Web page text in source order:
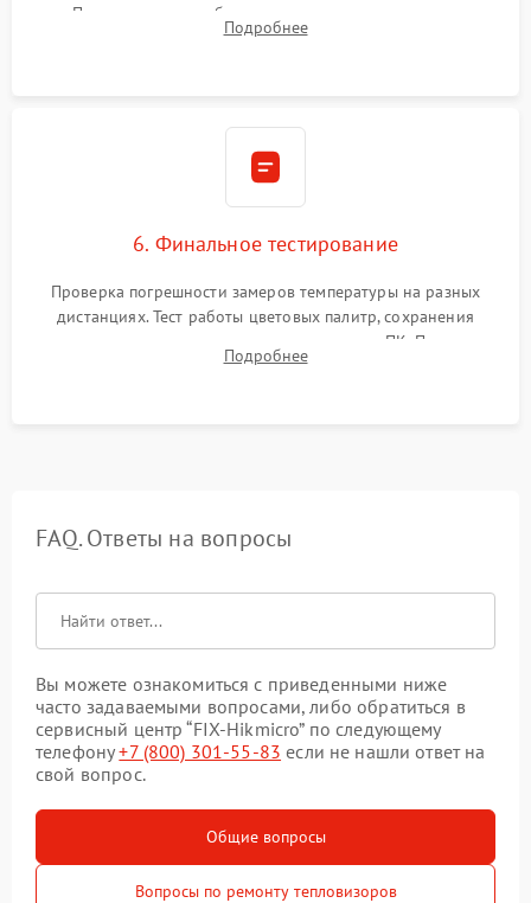
Программная калибровка матрицы по эталонному
абсолютно черному телу для точного измерения температур.
Подробнее
6. Финальное тестирование
Проверка погрешности замеров температуры на разных
дистанциях. Тест работы цветовых палитр, сохранения
термограмм в память и передачи данных на ПК. Проверка
автономности работы и итоговый контроль качества.
Подробнее
FAQ. Ответы на вопросы
Вы можете ознакомиться с приведенными ниже
часто задаваемыми вопросами, либо обратиться в
сервисный центр “FIX-Hikmicro” по следующему
телефону+7 (800) 301-55-83 если не нашли ответ на
свой вопрос.
Общие вопросы
Вопросы по ремонту тепловизоров